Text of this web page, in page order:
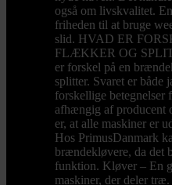
også om livskvalitet.
friheden til at bruge
slid. HVAD ER
FLÆKKER OG
er forskel på en
splitter. Svaret er både
forskellige betegnelser
afhængig af producent
er, at alle maskiner er
Hos PrimusDanmark
brændekløvere, da det
funktion. Kløver – En
maskiner, der deler